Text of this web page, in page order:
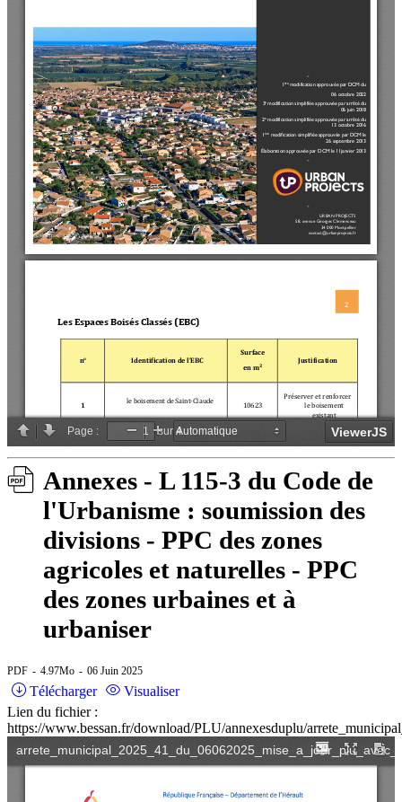
Annexes - L 115-3 du Code de
l'Urbanisme : soumission des
divisions - PPC des zones
agricoles et naturelles - PPC
des zones urbaines et à
urbaniser
PDF 4.97Mo 06 Juin 2025
Télécharger
Visualiser
Lien du fichier :
https://www.bessan.fr/download/PLU/annexesduplu/